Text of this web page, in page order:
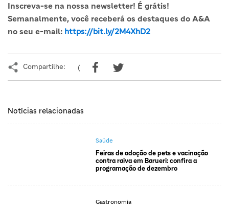
Inscreva-se na nossa newsletter! É grátis!
Semanalmente, você receberá os destaques do A&A
no seu e-mail: https://bit.ly/2M4XhD2
Compartilhe: (
Notícias relacionadas
Saúde
Feiras de adoção de pets e vacinação
contra raiva em Barueri: confira a
programação de dezembro
Gastronomia